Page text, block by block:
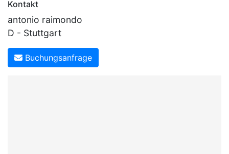
Kontakt
antonio raimondo
D - Stuttgart
Buchungsanfrage